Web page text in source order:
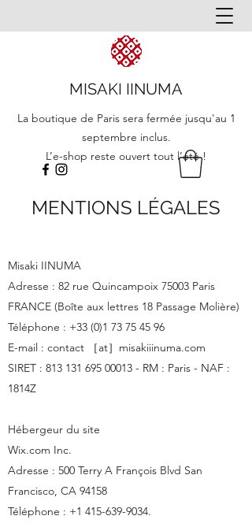
MISAKI IINUMA
La boutique de Paris sera fermée jusqu'au 1
septembre inclus.
L’e-shop reste ouvert tout l’été !
MENTIONS LÉGALES
Misaki IINUMA
Adresse : 82 rue Quincampoix 75003 Paris
FRANCE (Boîte aux lettres 18 Passage Molière)
Téléphone : +33 (0)1 73 75 45 96
E-mail : contact ［at］misakiiinuma.com
SIRET : 813 131 695 00013 - RM : Paris - NAF :
1814Z
Hébergeur du site
Wix.com Inc.
Adresse : 500 Terry A François Blvd San
Francisco, CA 94158
Téléphone : +1 415-639-9034.